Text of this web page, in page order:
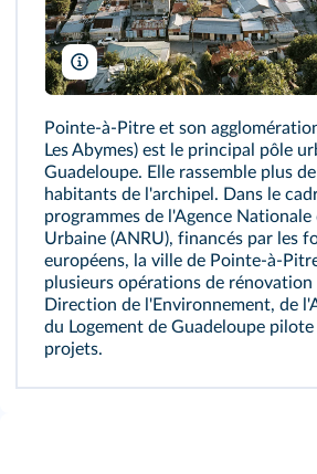
Laurent Weyl/Argos/Saif images/DR
Pointe‑à‑Pitre et son
Les Abymes) est le principal pôle
Guadeloupe. Elle rassemble plus
habitants de l'archipel. Dans le
programmes de l'Agence Nationale
Urbaine (ANRU), financés par les
européens, la ville de
plusieurs opérations de rénovation
Direction de l'Environnement, de
du Logement de Guadeloupe
projets.